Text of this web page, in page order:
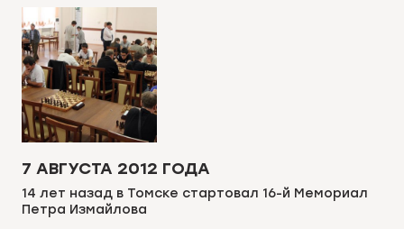
7 АВГУСТА 2012 ГОДА
14 лет назад в Томске стартовал 16-й Мемориал
Петра Измайлова